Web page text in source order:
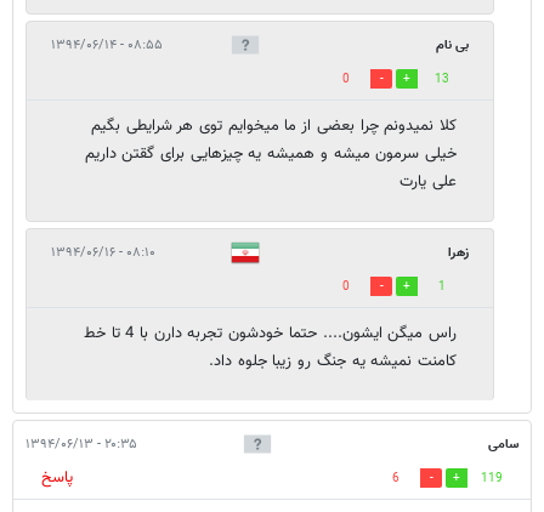
بی نام ۰۸:۵۵ - ۱۳۹۴/۰۶/۱۴
13
0
کلا نمیدونم چرا بعضی از ما میخوایم توی هر شرایطی بگیم
خیلی سرمون میشه و همیشه یه چیزهایی برای گقتن داریم
علی یارت
زهرا ۰۸:۱۰ - ۱۳۹۴/۰۶/۱۶
1
0
راس میگن ایشون.... حتما خودشون تجربه دارن با 4 تا خط
کامنت نمیشه یه جنگ رو زیبا جلوه داد.
سامی ۲۰:۳۵ - ۱۳۹۴/۰۶/۱۳
119
6
پاسخ